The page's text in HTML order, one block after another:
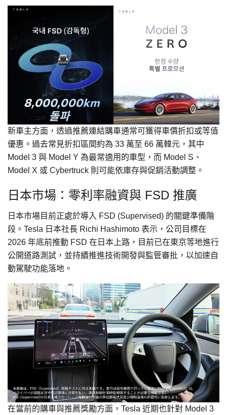
新車主方面，透過推薦連結購車通常可獲得車價折扣或等值
優惠。過去常見折扣區間約為 33 萬至 66 萬韓元，其中
Model 3 與 Model Y 為最常適用的車型，而 Model S、
Model X 或 Cybertruck 則可能依庫存與促銷活動調整。
日本市場：零利率融資與 FSD 推廣
日本市場目前正處於導入 FSD (Supervised) 的關鍵準備階
段。Tesla 日本社長 Richi Hashimoto 表示，公司目標在
2026 年底前推動 FSD 在日本上路，目前已在東京等地進行
公開道路測試，並持續推進技術開發與監管審批，以加速自
動駕駛功能落地。
在當前的購車與推薦獎勵方面，Tesla 近期也針對 Model 3